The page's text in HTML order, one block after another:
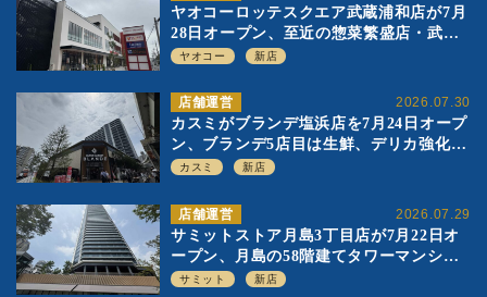
ヤオコーロッテスクエア武蔵浦和店が7月
28日オープン、至近の惣菜繁盛店・武蔵
浦和店とは生鮮強化、ですみ分け
ヤオコー 新店
2026.07.30
店舗運営
カスミがブランデ塩浜店を7月24日オープ
ン、ブランデ5店目は生鮮、デリカ強化の
一方で通常店の要素も取り入れ
カスミ 新店
2026.07.29
店舗運営
サミットストア月島3丁目店が7月22日オ
ープン、月島の58階建てタワーマンショ
ン1階に生鮮強化の小商圏型店を出店
サミット 新店